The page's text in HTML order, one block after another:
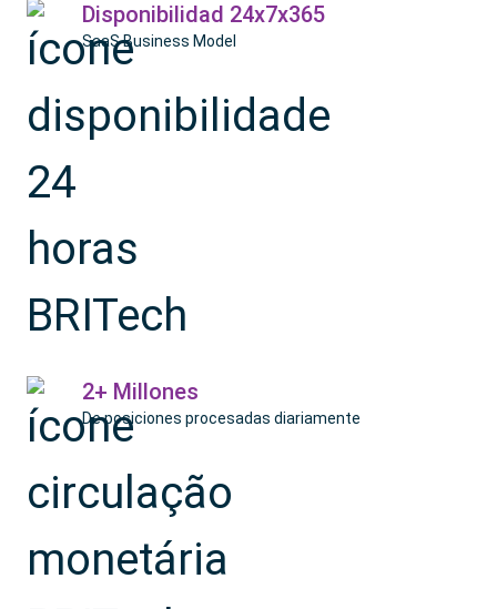
Disponibilidad 24x7x365
SaaS Business Model
2+ Millones
De posiciones procesadas diariamente